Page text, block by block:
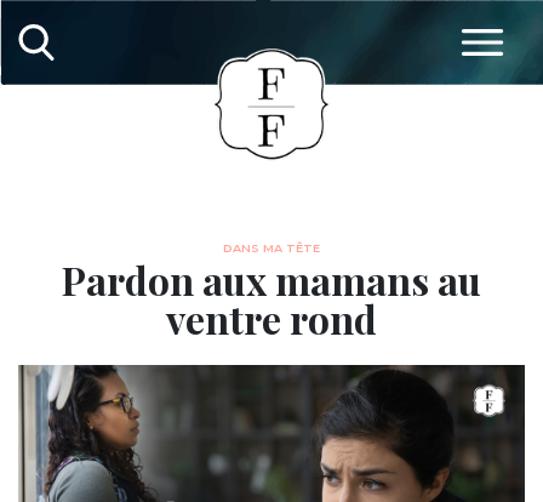
DANS MA TÊTE
Pardon aux mamans au
ventre rond